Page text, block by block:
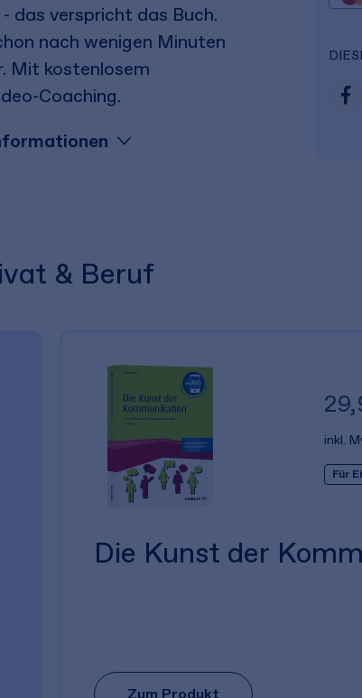
das verspricht das Buch.
nach wenigen Minuten
Mit kostenlosem
Coaching.
& Beruf
inkl.
Für
Die Kunst der
Zum Produkt